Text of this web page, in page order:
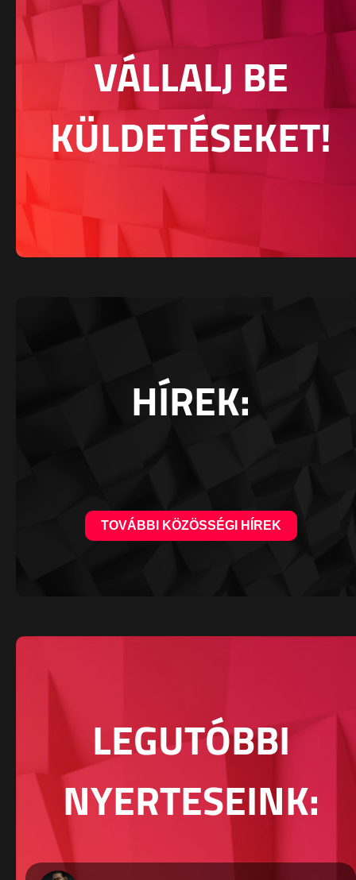
VÁLLALJ BE
KÜLDETÉSEKET!
HÍREK:
TOVÁBBI KÖZÖSSÉGI HÍREK
LEGUTÓBBI
NYERTESEINK: